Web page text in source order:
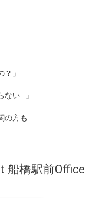
」
ない…」
の方も
船橋駅前Office